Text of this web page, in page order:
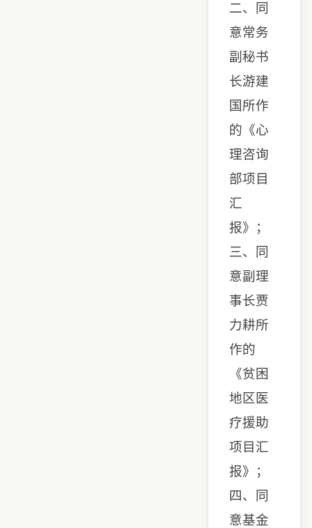
二、同
意常务
副秘书
长游建
国所作
的《心
理咨询
部项目
汇
报》；
三、同
意副理
事长贾
力耕所
作的
《贫困
地区医
疗援助
项目汇
报》；
四、同
意基金